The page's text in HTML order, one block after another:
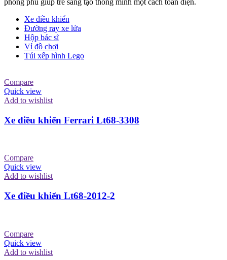
Xe điều khiển
Đường ray xe lửa
Hộp bác sĩ
Vỉ đồ chơi
Túi xếp hình Lego
Compare
Quick view
Add to wishlist
Xe điều khiển Ferrari Lt68-3308
Compare
Quick view
Add to wishlist
Xe điều khiển Lt68-2012-2
Compare
Quick view
Add to wishlist